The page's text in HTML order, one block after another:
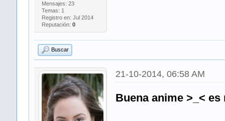
Mensajes: 23
Temas: 1
Registro en: Jul 2014
Reputación: 0
Buscar
21-10-2014, 06:58 AM
Buena anime >_<